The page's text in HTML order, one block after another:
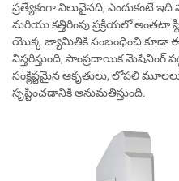
ప్రత్యేకంగా విలువైనది, ఎందుకంటే ఇది
మరియు కత్తిరింపు ప్రక్రియలో అంతటా
యొక్క జ్యామితికి సంబంధించి కూడా
విస్తరిస్తుంది, సాంప్రదాయిక
సంక్లిష్టమైన ఆకృతులు, లోపలి
సృష్టించడానికి అనుమతిస్తుంది.